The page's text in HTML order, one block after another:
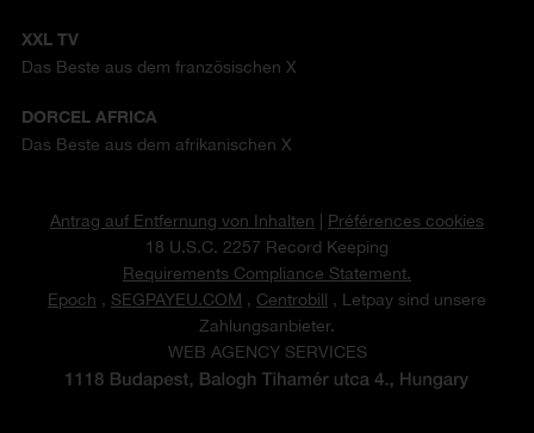
XXL TV
Das Beste aus dem französischen X
DORCEL AFRICA
Das Beste aus dem afrikanischen X
Antrag auf Entfernung von Inhalten | Préférences cookies
18 U.S.C. 2257 Record Keeping
Requirements Compliance Statement.
Epoch , SEGPAYEU.COM , Centrobill , Letpay sind unsere
Zahlungsanbieter.
WEB AGENCY SERVICES